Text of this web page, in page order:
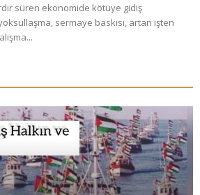
süren ekonomide kötüye gidiş
sermaye baskısı, artan işten